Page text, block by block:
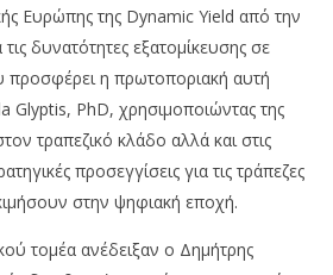
Ευρώπης της Dynamic Yield από την
δυνατότητες εξατομίκευσης σε
προσφέρει η πρωτοποριακή αυτή
PhD, χρησιμοποιώντας της
τραπεζικό κλάδο αλλά και στις
προσεγγίσεις για τις τράπεζες
στην ψηφιακή εποχή.
τομέα ανέδειξαν ο Δημήτρης